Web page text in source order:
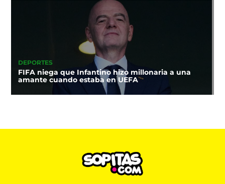
DEPORTES
FIFA niega que Infantino hizo millonaria a una
amante cuando estaba en UEFA